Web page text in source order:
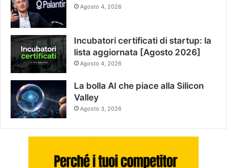
Agosto 4, 2026
Incubatori certificati di startup: la
lista aggiornata [Agosto 2026]
Agosto 4, 2026
La bolla AI che piace alla Silicon
Valley
Agosto 3, 2026